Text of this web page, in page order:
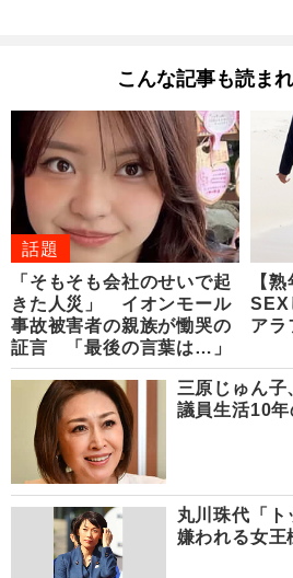
こんな記事も読ま
話題
「そもそも会社のせいで起
きた人災」 イオンモール
事故被害者の親族が慟哭の
証言 「最後の言葉は…」
【
SEX
アラ
三原じゅん
議員生活10年
丸川珠代「ト
嫌われる女王